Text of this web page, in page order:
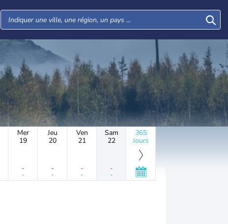
Mer
19
-
-
Jeu
20
-
-
Ven
21
-
-
Sam
22
-
-
365
Jours